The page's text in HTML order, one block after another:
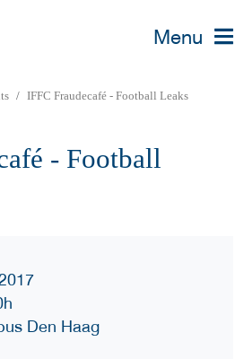
Menu
IFFC Fraudecafé - Football Leaks
- Football
Den Haag